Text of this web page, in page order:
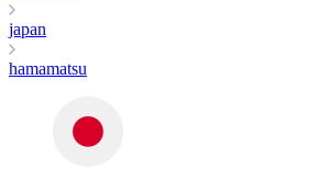
japan
hamamatsu